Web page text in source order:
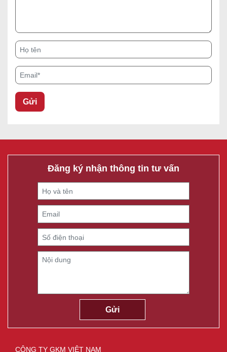
Họ tên
Email*
Đăng ký nhận thông tin tư vấn
CÔNG TY GKM VIỆT NAM